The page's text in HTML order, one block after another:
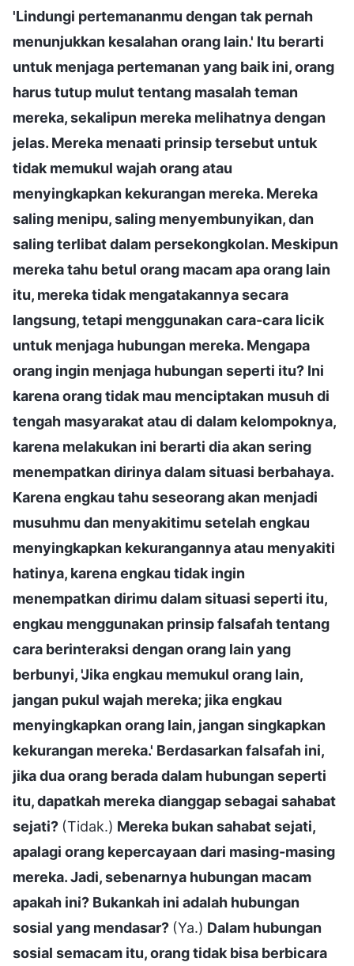
'Lindungi pertemananmu dengan tak pernah
menunjukkan kesalahan orang lain.' Itu berarti
untuk menjaga pertemanan yang baik ini, orang
harus tutup mulut tentang masalah teman
mereka, sekalipun mereka melihatnya dengan
jelas. Mereka menaati prinsip tersebut untuk
tidak memukul wajah orang atau
menyingkapkan kekurangan mereka. Mereka
saling menipu, saling menyembunyikan, dan
saling terlibat dalam persekongkolan. Meskipun
mereka tahu betul orang macam apa orang lain
itu, mereka tidak mengatakannya secara
langsung, tetapi menggunakan cara-cara licik
untuk menjaga hubungan mereka. Mengapa
orang ingin menjaga hubungan seperti itu? Ini
karena orang tidak mau menciptakan musuh di
tengah masyarakat atau di dalam kelompoknya,
karena melakukan ini berarti dia akan sering
menempatkan dirinya dalam situasi berbahaya.
Karena engkau tahu seseorang akan menjadi
musuhmu dan menyakitimu setelah engkau
menyingkapkan kekurangannya atau menyakiti
hatinya, karena engkau tidak ingin
menempatkan dirimu dalam situasi seperti itu,
engkau menggunakan prinsip falsafah tentang
cara berinteraksi dengan orang lain yang
berbunyi, 'Jika engkau memukul orang lain,
jangan pukul wajah mereka; jika engkau
menyingkapkan orang lain, jangan singkapkan
kekurangan mereka.' Berdasarkan falsafah ini,
jika dua orang berada dalam hubungan seperti
itu, dapatkah mereka dianggap sebagai sahabat
sejati? (Tidak.) Mereka bukan sahabat sejati,
apalagi orang kepercayaan dari masing-masing
mereka. Jadi, sebenarnya hubungan macam
apakah ini? Bukankah ini adalah hubungan
sosial yang mendasar? (Ya.) Dalam hubungan
sosial semacam itu, orang tidak bisa berbicara